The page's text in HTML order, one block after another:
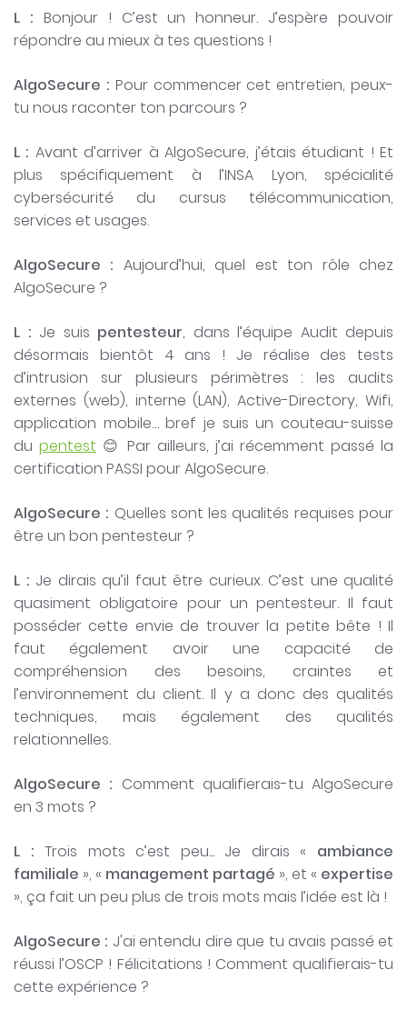
L : Bonjour ! C’est un honneur. J’espère pouvoir
répondre au mieux à tes questions !
AlgoSecure : Pour commencer cet entretien, peux-
tu nous raconter ton parcours ?
L : Avant d’arriver à AlgoSecure, j’étais étudiant ! Et
plus spécifiquement à l’INSA Lyon, spécialité
cybersécurité du cursus télécommunication,
services et usages.
AlgoSecure : Aujourd’hui, quel est ton rôle chez
AlgoSecure ?
L : Je suis pentesteur, dans l’équipe Audit depuis
désormais bientôt 4 ans ! Je réalise des tests
d’intrusion sur plusieurs périmètres : les audits
externes (web), interne (LAN), Active-Directory, Wifi,
application mobile… bref je suis un couteau-suisse
du pentest 😊 Par ailleurs, j’ai récemment passé la
certification PASSI pour AlgoSecure.
AlgoSecure : Quelles sont les qualités requises pour
être un bon pentesteur ?
L : Je dirais qu’il faut être curieux. C’est une qualité
quasiment obligatoire pour un pentesteur. Il faut
posséder cette envie de trouver la petite bête ! Il
faut également avoir une capacité de
compréhension des besoins, craintes et
l’environnement du client. Il y a donc des qualités
techniques, mais également des qualités
relationnelles.
AlgoSecure : Comment qualifierais-tu AlgoSecure
en 3 mots ?
L : Trois mots c’est peu... Je dirais « ambiance
familiale », « management partagé », et « expertise
», ça fait un peu plus de trois mots mais l’idée est là !
AlgoSecure : J'ai entendu dire que tu avais passé et
réussi l’OSCP ! Félicitations ! Comment qualifierais-tu
cette expérience ?